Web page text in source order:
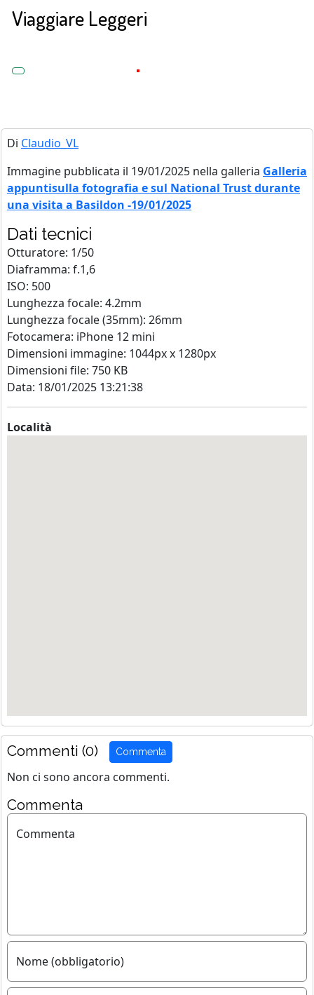
Viaggiare Leggeri
Di Claudio_VL
Immagine pubblicata il 19/01/2025 nella galleria Galleria
appuntisulla fotografia e sul National Trust durante
una visita a Basildon -19/01/2025
Dati tecnici
Otturatore: 1/50
Diaframma: f.1,6
ISO: 500
Lunghezza focale: 4.2mm
Lunghezza focale (35mm): 26mm
Fotocamera: iPhone 12 mini
Dimensioni immagine: 1044px x 1280px
Dimensioni file: 750 KB
Data: 18/01/2025 13:21:38
Località
Commenti (0) Commenta
Non ci sono ancora commenti.
Commenta
Commenta
Nome (obbligatorio)